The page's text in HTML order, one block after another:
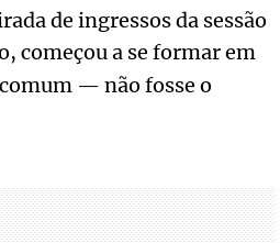
de ingressos da sessão
começou a se formar em
— não fosse o